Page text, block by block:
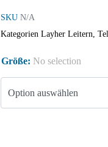
SKU N/A
Kategorien Layher Leitern,
Größe: No selection